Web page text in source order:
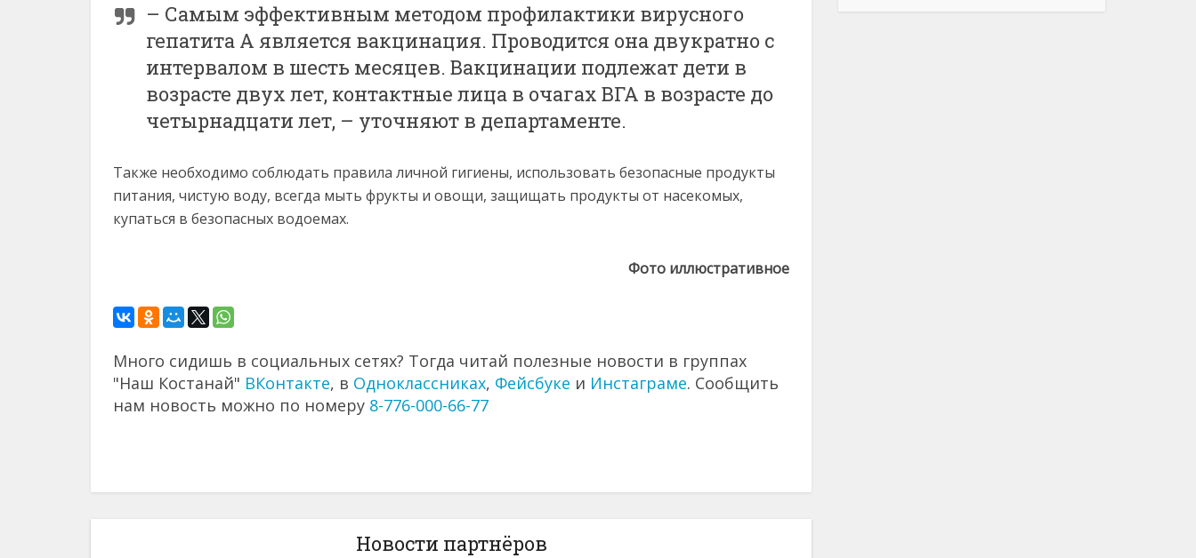
– Самым эффективным методом профилактики вирусного
гепатита А является вакцинация. Проводится она двукратно с
интервалом в шесть месяцев. Вакцинации подлежат дети в
возрасте двух лет, контактные лица в очагах ВГА в возрасте до
четырнадцати лет, – уточняют в департаменте.
Также необходимо соблюдать правила личной гигиены, использовать безопасные продукты
питания, чистую воду, всегда мыть фрукты и овощи, защищать продукты от насекомых,
купаться в безопасных водоемах.
Фото иллюстративное
Много сидишь в социальных сетях? Тогда читай полезные новости в группах
"Наш Костанай" ВКонтакте, в Одноклассниках, Фейсбуке и Инстаграме. Сообщить
нам новость можно по номеру 8-776-000-66-77
Новости партнёров